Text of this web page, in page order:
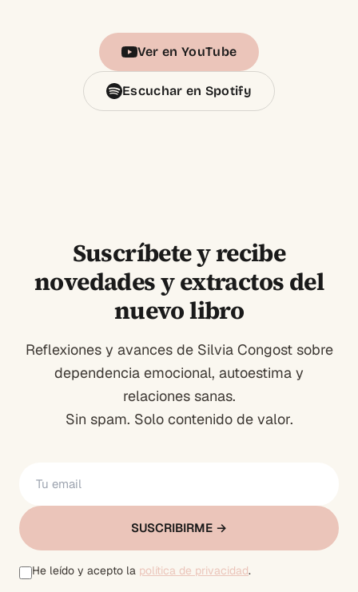
Ver en YouTube
Escuchar en Spotify
Suscríbete y recibe
novedades y extractos del
nuevo libro
Reflexiones y avances de Silvia Congost sobre
dependencia emocional, autoestima y
relaciones sanas.
Sin spam. Solo contenido de valor.
SUSCRIBIRME →
He leído y acepto la política de privacidad.